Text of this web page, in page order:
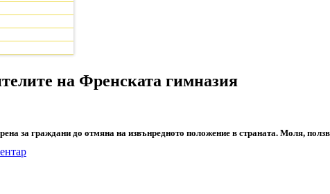
на Френската гимназия
за граждани до отмяна на извънредното положение в страната. Моля,